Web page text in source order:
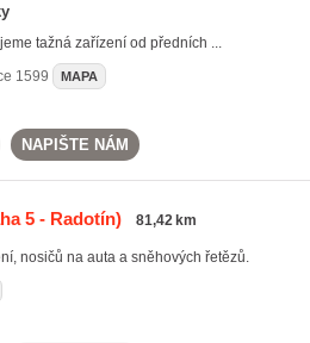
tažná zařízení od předních ...
1599 MAPA
NAPIŠTE NÁM
5 - Radotín) 81,42 km
nosičů na auta a sněhových řetězů.